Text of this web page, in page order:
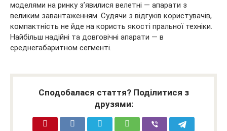
моделями на ринку з’явилися велетні — апарати з
великим завантаженням. Судячи з відгуків користувачів,
компактність не йде на користь якості пральної техніки.
Найбільш надійні та довговічні апарати — в
среднегабаритном сегменті.
Сподобалася стаття? Поділитися з
друзями: